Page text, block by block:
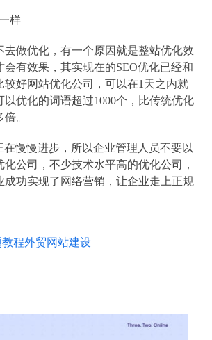
样
去做优化，有一个原因就是整站优化效
会有效果，其实现在的SEO优化已经和
较好网站优化公司，可以在1天之内就
以优化的词语超过1000个，比传统优化
。
在慢慢进步，所以企业管理人员不要以
公司，不少技术水平高的优化公司，
成功实现了网络营销，让企业走上正规
教程外贸网站建设